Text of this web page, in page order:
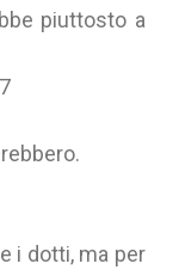
piuttosto a
i dotti, ma per